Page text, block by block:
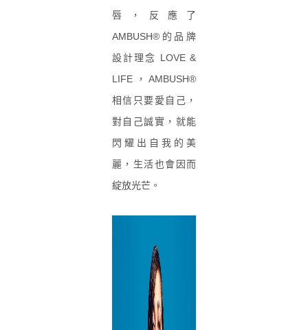
唇，反應了
AMBUSH®的品牌
設計理念 LOVE &
LIFE，AMBUSH®
相信只要愛自己，
對自己誠實，就能
閃耀出自我的美
麗，生活也會因而
綻放光芒。